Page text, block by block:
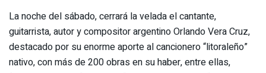
La noche del sábado, cerrará la velada el cantante,
guitarrista, autor y compositor argentino Orlando Vera Cruz,
destacado por su enorme aporte al cancionero “litoraleño”
nativo, con más de 200 obras en su haber, entre ellas,